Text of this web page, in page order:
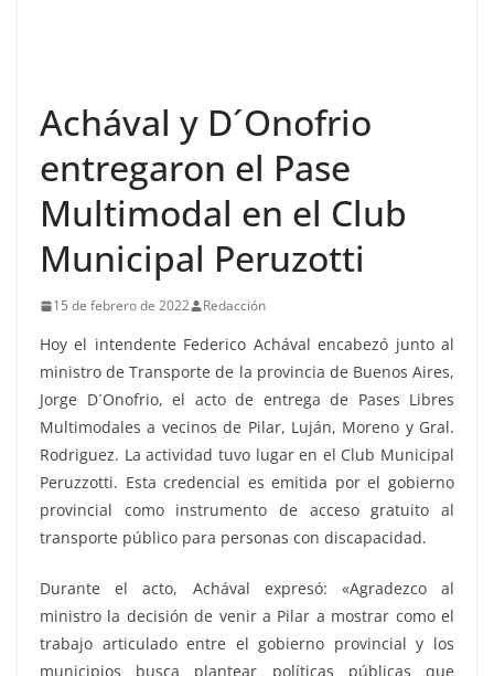
Achával y D´Onofrio
entregaron el Pase
Multimodal en el Club
Municipal Peruzotti
15 de febrero de 2022 Redacción
Hoy el intendente Federico Achával encabezó junto al
ministro de Transporte de la provincia de Buenos Aires,
Jorge D´Onofrio, el acto de entrega de Pases Libres
Multimodales a vecinos de Pilar, Luján, Moreno y Gral.
Rodriguez. La actividad tuvo lugar en el Club Municipal
Peruzzotti. Esta credencial es emitida por el gobierno
provincial como instrumento de acceso gratuito al
transporte público para personas con discapacidad.
Durante el acto, Achával expresó: «Agradezco al
ministro la decisión de venir a Pilar a mostrar como el
trabajo articulado entre el gobierno provincial y los
municipios busca plantear políticas públicas que